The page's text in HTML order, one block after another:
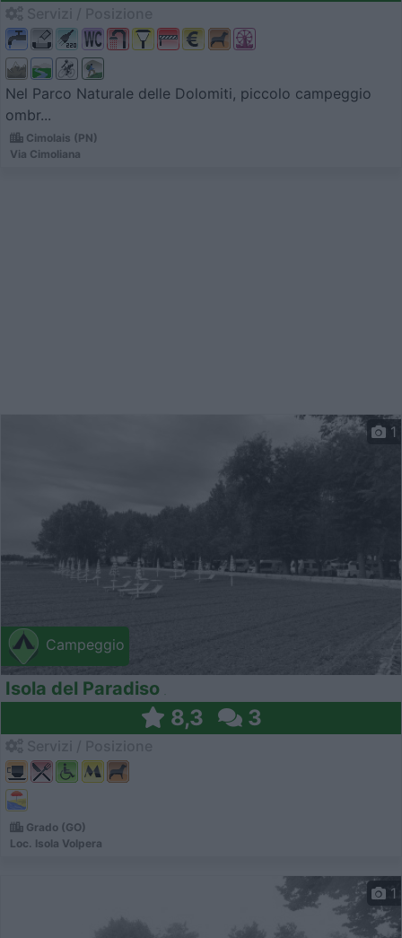
Nel Parco Naturale delle Dolomiti, piccolo campeggio
ombr...
Cimolais (PN)
Via Cimoliana
Campeggio
1
Isola del Paradiso
8,3 3
Grado (GO)
Loc. Isola Volpera
1